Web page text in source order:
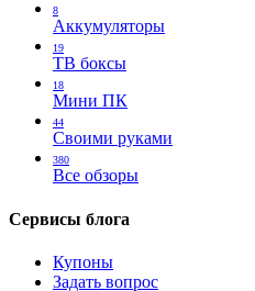
8
Аккумуляторы
19
ТВ боксы
18
Мини ПК
44
Своими руками
380
Все обзоры
Сервисы блога
Купоны
Задать вопрос